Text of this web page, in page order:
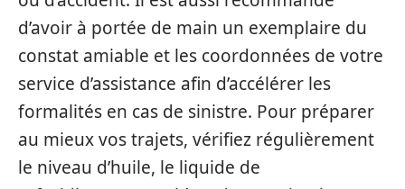
d’avoir à portée de main un exemplaire du
constat amiable et les coordonnées de votre
service d’assistance afin d’accélérer les
formalités en cas de sinistre. Pour préparer
au mieux vos trajets, vérifiez régulièrement
le niveau d’huile, le liquide de